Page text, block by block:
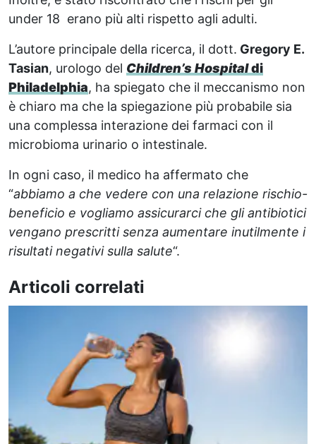
under 18 erano più alti rispetto agli adulti.
L’autore principale della ricerca, il dott. Gregory E.
Tasian, urologo del Children’s Hospitaldi
Philadelphia, ha spiegato che il meccanismo non
è chiaro ma che la spiegazione più probabile sia
una complessa interazione dei farmaci con il
microbioma urinario o intestinale.
In ogni caso, il medico ha affermato che
“abbiamo a che vedere con una relazione rischio-
beneficio e vogliamo assicurarci che gli antibiotici
vengano prescritti senza aumentare inutilmente i
risultati negativi sulla salute“.
Articoli correlati